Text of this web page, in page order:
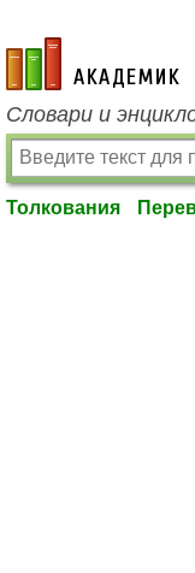
academic.ru
Словари и
Толкования